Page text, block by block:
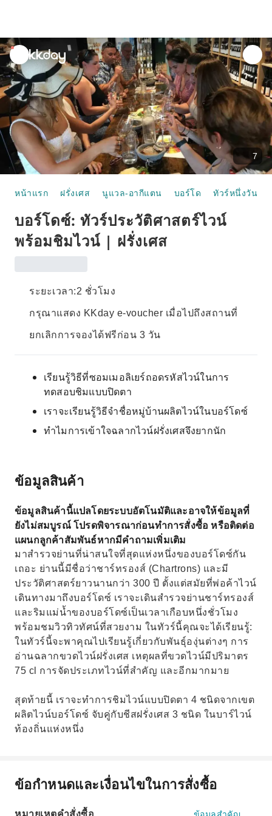
unread
notifications
7
หน้าแรก ฝรั่งเศส นูแวล-อากีแตน บอร์โด ทัวร์หนึ่งวัน
บอร์โดซ์: ทัวร์ประวัติศาสตร์ไวน์
พร้อมชิมไวน์ | ฝรั่งเศส
ระยะเวลา:2 ชั่วโมง
กรุณาแสดง KKday e-voucher เมื่อไปถึงสถานที่
ยกเลิกการจองได้ฟรีก่อน 3 วัน
เรียนรู้วิธีที่ซอมเมอลิเยร์ถอดรหัสไวน์ในการ
ทดสอบชิมแบบปิดตา
เราจะเรียนรู้วิธีจำชื่อหมู่บ้านผลิตไวน์ในบอร์โดซ์
ทำไมการเข้าใจฉลากไวน์ฝรั่งเศสจึงยากนัก
ข้อมูลสินค้า
ข้อมูลสินค้านี้แปลโดยระบบอัตโนมัติและอาจให้ข้อมูลที่
ยังไม่สมบูรณ์ โปรดพิจารณาก่อนทำการสั่งซื้อ หรือติดต่อ
แผนกลูกค้าสัมพันธ์หากมีคำถามเพิ่มเติม
มาสำรวจย่านที่น่าสนใจที่สุดแห่งหนึ่งของบอร์โดซ์กัน
เถอะ ย่านนี้มีชื่อว่าชาร์ทรองส์ (Chartrons) และมี
ประวัติศาสตร์ยาวนานกว่า 300 ปี ตั้งแต่สมัยที่พ่อค้าไวน์
เดินทางมาถึงบอร์โดซ์ เราจะเดินสำรวจย่านชาร์ทรองส์
และริมแม่น้ำของบอร์โดซ์เป็นเวลาเกือบหนึ่งชั่วโมง
พร้อมชมวิวทิวทัศน์ที่สวยงาม ในทัวร์นี้คุณจะได้เรียนรู้:
ในทัวร์นี้จะพาคุณไปเรียนรู้เกี่ยวกับพันธุ์องุ่นต่างๆ การ
อ่านฉลากขวดไวน์ฝรั่งเศส เหตุผลที่ขวดไวน์มีปริมาตร
75 cl การจัดประเภทไวน์ที่สำคัญ และอีกมากมาย
สุดท้ายนี้ เราจะทำการชิมไวน์แบบปิดตา 4 ชนิดจากเขต
ผลิตไวน์บอร์โดซ์ จับคู่กับชีสฝรั่งเศส 3 ชนิด ในบาร์ไวน์
ท้องถิ่นแห่งหนึ่ง
ข้อกำหนดและเงื่อนไขในการสั่งซื้อ
หมายเหตุคำสั่งซื้อ